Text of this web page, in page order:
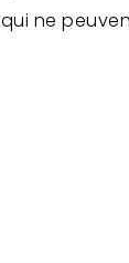
qui ne